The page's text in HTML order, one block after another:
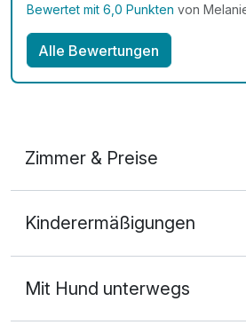
Bewertet mit 6,0 Punkten von
Alle Bewertungen
Zimmer & Preise
2 Erwachsene
Kinderermäßigungen
Mit Hund unterwegs